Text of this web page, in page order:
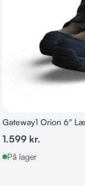
Gateway1 Orion 6″
1.599 kr.
På lager